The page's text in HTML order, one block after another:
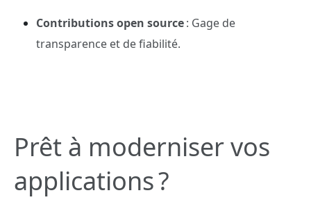
Contributions open source: Gage de
transparence et de fiabilité.
Prêt à moderniser vos
applications ?